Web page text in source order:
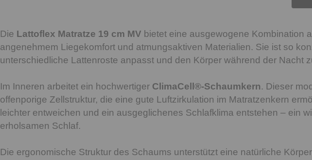
Die Lattoflex Matratze 19 cm MV bietet eine ausgewogene Kombination
angenehmem Liegekomfort und atmungsaktiven Materialien. Sie ist so
unterschiedliche Lattenroste anpasst und den Körper während der Nacht
Im Inneren arbeitet ein hochwertiger ClimaCell®-Schaumkern. Dieser
offenporige Zellstruktur, die eine gute Luftzirkulation im Matratzenkern
leichter entweichen und ein ausgeglichenes Schlafklima entstehen – ein
erholsamen Schlaf.
Die ergonomische Struktur des Schaums unterstützt eine natürliche